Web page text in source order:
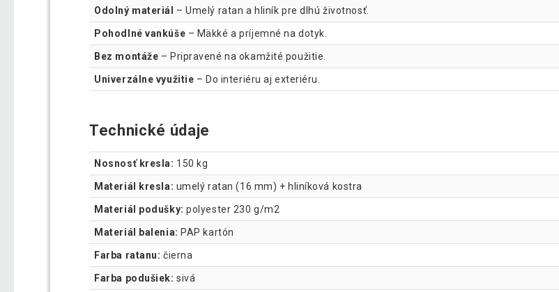
Odolný materiál – Umelý ratan a hliník pre dlhú životnosť.
Pohodlné vankúše – Mäkké a príjemné na dotyk.
Bez montáže – Pripravené na okamžité použitie.
Univerzálne využitie – Do interiéru aj exteriéru.
Technické údaje
Nosnosť kresla: 150 kg
Materiál kresla: umelý ratan (16 mm) + hliníková kostra
Materiál podušky: polyester 230 g/m2
Materiál balenia: PAP kartón
Farba ratanu: čierna
Farba podušiek: sivá